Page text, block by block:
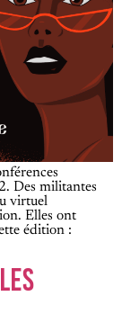
Des militantes
virtuel
Elles ont
édition :